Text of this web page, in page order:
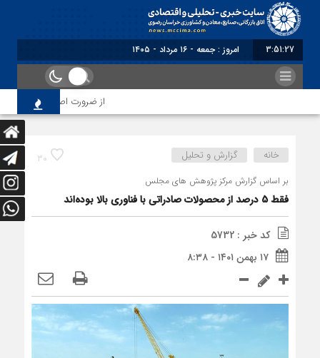
3:51:28 برابر با : Friday - 7 August -
از ضرورت اصلاح رویه‌های
30 خانه گزارش و تحلیل
بر اساس گزارش مرکز پژوهش های مجلس
فقط 5 درصد از محصولات صادراتی با فناوری بالا بوده‌اند
کد خبر : 5732
۱۷ بهمن ۱۴۰۱ - ۸:۳۸